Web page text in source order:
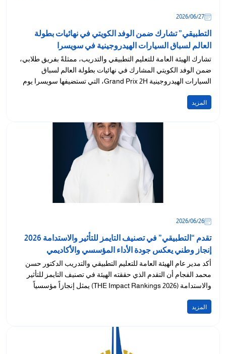
27‏/06‏/2026
التطبيقي” تشارك ضمن الوفد الكويتي في نهائيات بطولة
العالم لسباق السيارات الهيدروجينية في سويسرا
تشارك الهيئة العامة للتعليم التطبيقي والتدريب، ممثلةً بفريق طلابي،
ضمن الوفد الكويتي المشارك في نهائيات بطولة العالم لسباق
السيارات الهيدروجينية Grand Prix 2H، التي تستضيفها سويسرا يوم
المزيد
26‏/06‏/2026
تقدم “التطبيقي” في تصنيف التايمز للتأثير والاستدامة 2026
إنجاز وطني يعكس جودة الأداء المؤسسي والأكاديمي
أكد مدير عام الهيئة العامة للتعليم التطبيقي والتدريب الدكتور حسن
محمد الفجام أن التقدم الذي حققته الهيئة في تصنيف التايمز للتأثير
والاستدامة (THE Impact Rankings 2026) يمثل إنجازاً مؤسسياً
المزيد